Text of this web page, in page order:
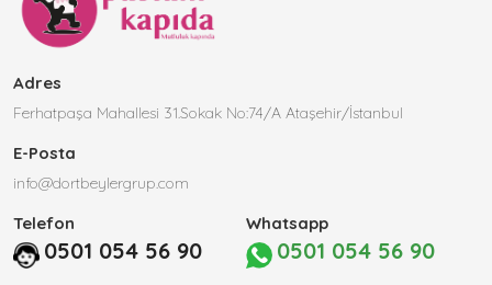
Adres
Ferhatpaşa Mahallesi 31.Sokak No:74/A Ataşehir/İstanbul
E-Posta
info@dortbeylergrup.com
Telefon
0501 054 56 90
Whatsapp
0501 054 56 90